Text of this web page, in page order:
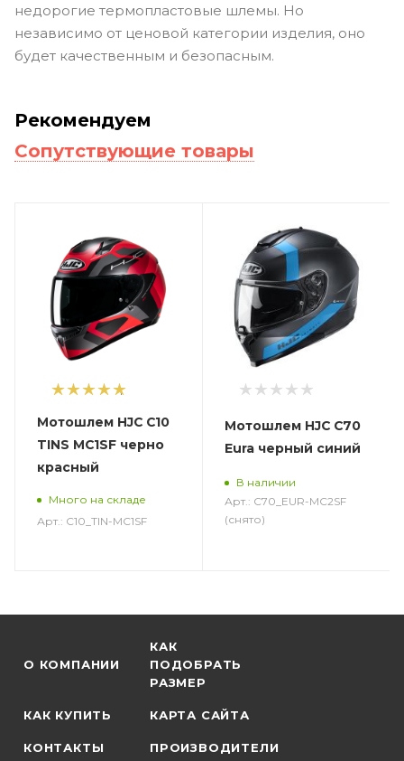
недорогие термопластовые шлемы. Но
независимо от ценовой категории изделия, оно
будет качественным и безопасным.
Рекомендуем
Сопутствующие товары
1
Мотошлем HJC C10
TINS MC1SF черно
красный
Много на складе
Арт.: C10_TIN-MC1SF
Мотошлем HJC C70
Eura черный синий
В наличии
Арт.: C70_EUR-MC2SF
(снято)
О КОМПАНИИ
КАК
ПОДОБРАТЬ
РАЗМЕР
КАК КУПИТЬ КАРТА САЙТА
КОНТАКТЫ ПРОИЗВОДИТЕЛИ